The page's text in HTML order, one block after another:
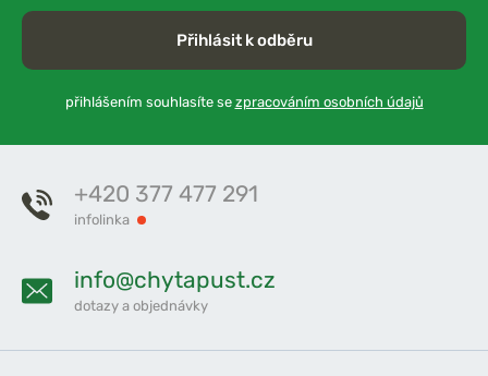
Přihlásit k odběru
přihlášením souhlasíte se zpracováním osobních údajů
+420 377 477 291
infolinka
info@chytapust.cz
dotazy a objednávky